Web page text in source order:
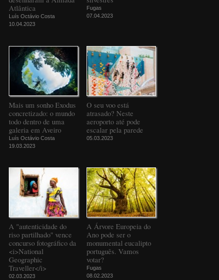
Atlântica
Luís Octávio Costa
10.04.2023
Fugas
07.04.2023
Mais um sonho Exodus
concretizado: o mundo
todo dentro de uma
galeria em Aveiro
Luís Octávio Costa
19.03.2023
O seu voo está
atrasado? Neste
aeroporto até pode
escalar pela parede
05.03.2023
A "autenticidade do
riso partilhado" vence
concurso fotográfico da
<i>National
Geographic
Traveller</i>
02.03.2023
A Árvore Europeia do
Ano pode ser o
monumental eucalipto
português. Vamos
votar?
Fugas
08.02.2023